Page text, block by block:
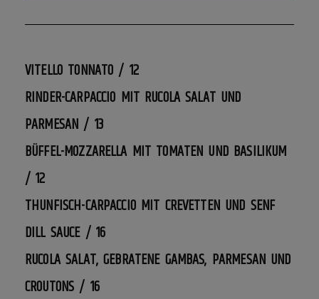
VITELLO TONNATO / 12
RINDER-CARPACCIO MIT RUCOLA SALAT UND
PARMESAN / 13
BÜFFEL-MOZZARELLA MIT TOMATEN UND BASILIKUM
/ 12
THUNFISCH-CARPACCIO MIT CREVETTEN UND SENF
DILL SAUCE / 16
RUCOLA SALAT, GEBRATENE GAMBAS, PARMESAN UND
CROUTONS / 16